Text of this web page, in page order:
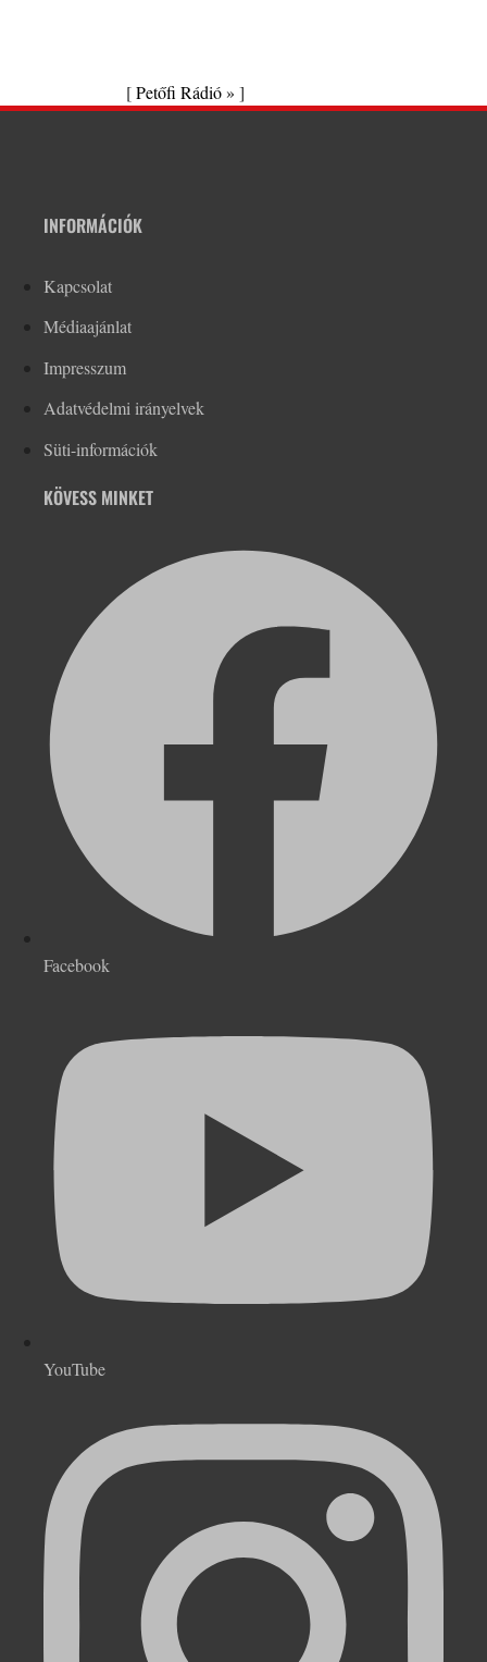
[Petőfi Rádió » ]
INFORMÁCIÓK
Kapcsolat
Médiaajánlat
Impresszum
Adatvédelmi irányelvek
Süti-információk
KÖVESS MINKET
Facebook
YouTube